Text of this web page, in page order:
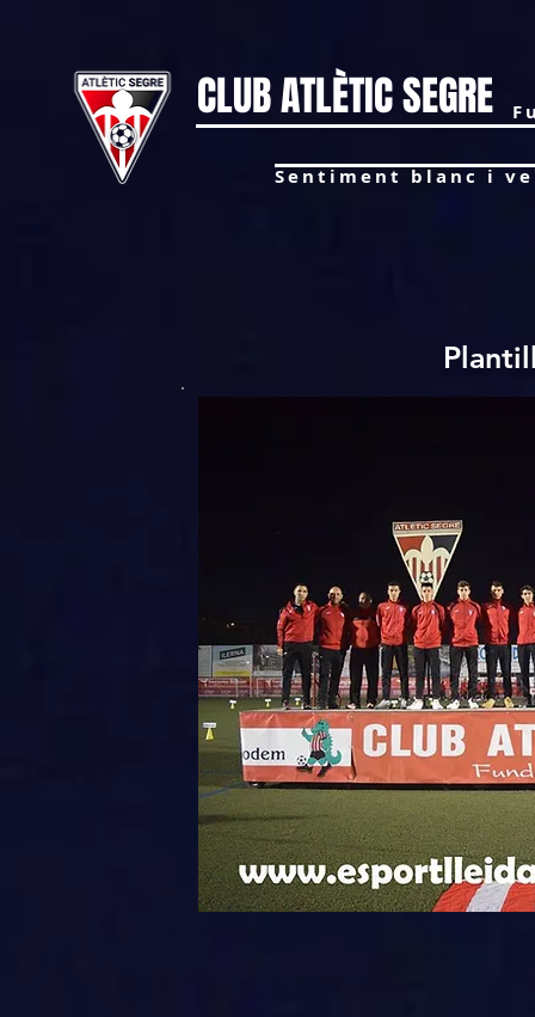
CLUB ATLÈTIC SEGRE
Sentiment blanc i